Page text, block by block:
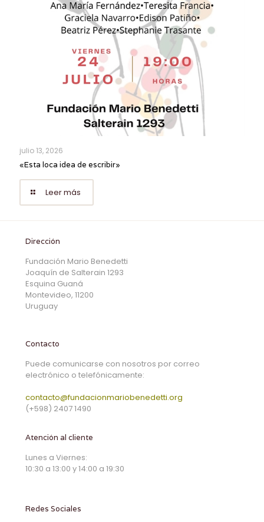
julio 13, 2026
«Esta loca idea de escribir»
Leer más
Dirección
Fundación Mario Benedetti
Joaquín de Salterain 1293
Esquina Guaná
Montevideo, 11200
Uruguay
Contacto
Puede comunicarse con nosotros por correo
electrónico o telefónicamente:
contacto@fundacionmariobenedetti.org
(+598) 2407 1490
Atención al cliente
Lunes a Viernes:
10:30 a 13:00 y 14:00 a 19:30
Redes Sociales